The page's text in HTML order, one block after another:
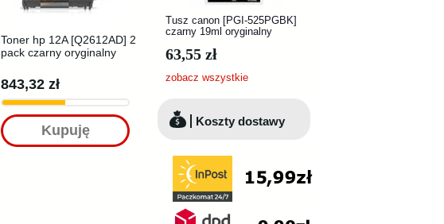
Toner hp 12A [Q2612AD] 2
pack czarny oryginalny
843,32 zł
Kupuję
Tusz canon [PGI-525PGBK]
czarny 19ml oryginalny
63,55 zł
zobacz wszystkie
Koszty dostawy